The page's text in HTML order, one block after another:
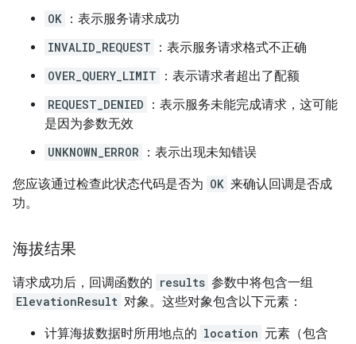
OK ：表示服务请求成功
INVALID_REQUEST
：表示服务请求格式不正确
OVER_QUERY_LIMIT
：表示请求者超出了配额
REQUEST_DENIED
：表示服务未能完成请求，这可能
是因为参数无效
UNKNOWN_ERROR
：表示出现未知错误
您应该通过检查此状态代码是否为 OK 来确认回调是否成
功。
海拔结果
请求成功后，回调函数的 results 参数中将包含一组
ElevationResult 对象。这些对象包含以下元素：
计算海拔数据时所用地点的 location 元素（包含